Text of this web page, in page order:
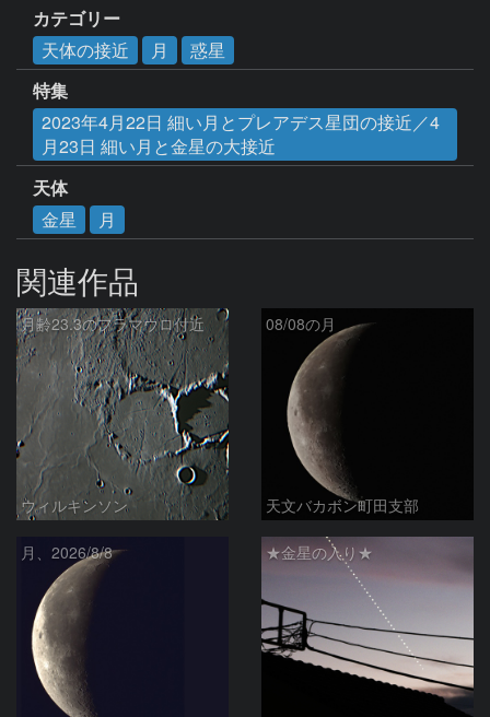
カテゴリー
天体の接近
月
惑星
特集
2023年4月22日 細い月とプレアデス星団の接近／4
月23日 細い月と金星の大接近
天体
金星
月
関連作品
月齢23.3のフラマウロ付近
ウィルキンソン
08/08の月
天文バカボン町田支部
月、2026/8/8 ★金星の入り★